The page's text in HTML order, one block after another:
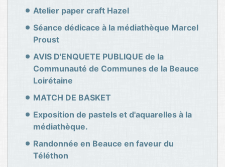
Atelier paper craft Hazel
Séance dédicace à la médiathèque Marcel
Proust
AVIS D'ENQUETE PUBLIQUE de la
Communauté de Communes de la Beauce
Loirétaine
MATCH DE BASKET
Exposition de pastels et d'aquarelles à la
médiathèque.
Randonnée en Beauce en faveur du
Téléthon